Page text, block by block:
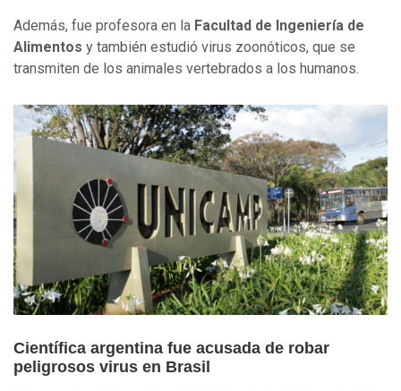
Además, fue profesora en la Facultad de Ingeniería de
Alimentos y también estudió virus zoonóticos, que se
transmiten de los animales vertebrados a los humanos.
Científica argentina fue acusada de robar
peligrosos virus en Brasil